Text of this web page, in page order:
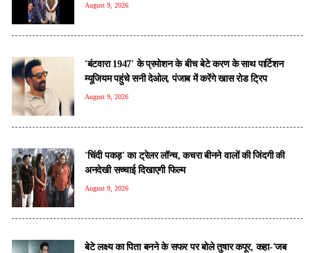
August 9, 2026
'बंटवारा 1947' के प्रमोशन के बीच बेटे करण के साथ पार्टिशन
म्यूजियम पहुंचे सनी देओल, पंजाब में करेंगे खास रोड ट्रिप
August 9, 2026
'चिंदी पकड़' का ट्रेलर लॉन्च, कचरा बीनने वालों की जिंदगी की
अनदेखी सच्चाई दिखाएगी फिल्म
August 9, 2026
बेटे लक्ष्य का पिता बनने के सफर पर बोले तुषार कपूर, कहा-'जब